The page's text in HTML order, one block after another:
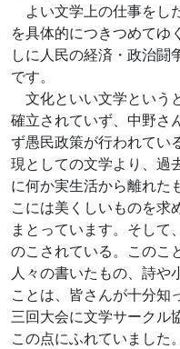
よい文学上の仕事をし
を具体的につきつめてゆ
しに人民の経済・政治闘
です。
文化といい文学という
確立されていず、中野さ
ず愚民政策が行われてい
現としての文学より、過
に何か実生活から離れた
こには美くしいものを求
まとっています。そして
のこされている。このこ
人々の書いたもの、詩や
ことは、皆さんが十分知
三回大会に文学サークル
この点にふれていました